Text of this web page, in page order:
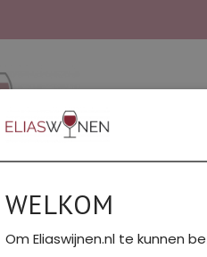
Beaujolais Bordeaux
PROEVERIJEN
WELKOM
Om Eliaswijnen.nl te kunnen